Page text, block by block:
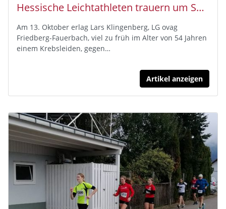
Hessische Leichtathleten trauern um Sprinter Lars Klingenberg
Am 13. Oktober erlag Lars Klingenberg, LG ovag
Friedberg-Fauerbach, viel zu früh im Alter von 54 Jahren
einem Krebsleiden, gegen…
Artikel anzeigen